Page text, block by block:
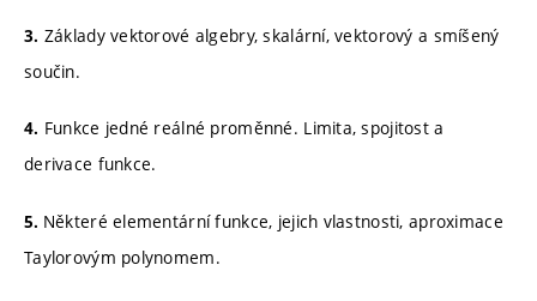
3. Základy vektorové algebry, skalární, vektorový a smíšený
součin.
4. Funkce jedné reálné proměnné. Limita, spojitost a
derivace funkce.
5. Některé elementární funkce, jejich vlastnosti, aproximace
Taylorovým polynomem.